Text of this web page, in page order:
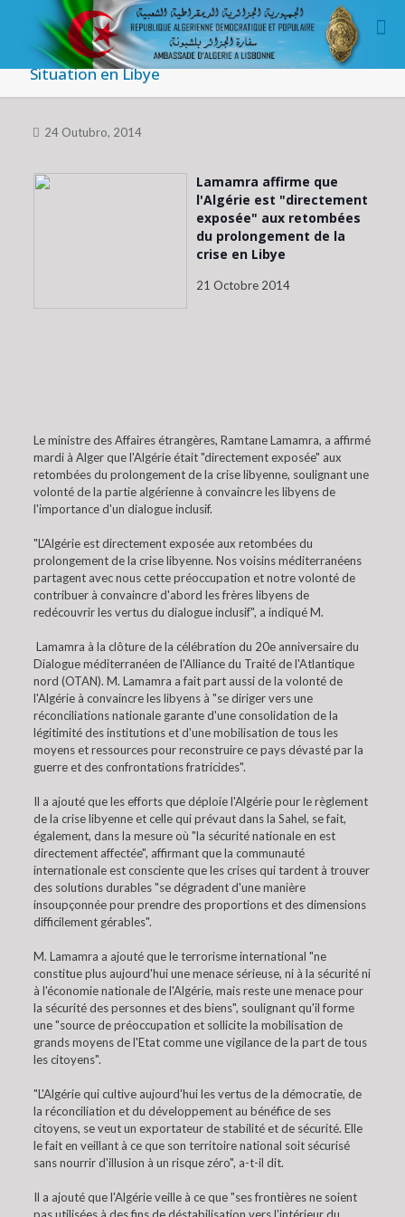
Situation en Libye
24 Outubro, 2014
Lamamra affirme que
l'Algérie est "directement
exposée" aux retombées
du prolongement de la
crise en Libye
21 Octobre 2014
Le ministre des Affaires étrangères, Ramtane Lamamra, a affirmé
mardi à Alger que l'Algérie était "directement exposée" aux
retombées du prolongement de la crise libyenne, soulignant une
volonté de la partie algérienne à convaincre les libyens de
l'importance d'un dialogue inclusif.
"L'Algérie est directement exposée aux retombées du
prolongement de la crise libyenne. Nos voisins méditerranéens
partagent avec nous cette préoccupation et notre volonté de
contribuer à convaincre d'abord les frères libyens de
redécouvrir les vertus du dialogue inclusif", a indiqué M.
Lamamra à la clôture de la célébration du 20e anniversaire du
Dialogue méditerranéen de l'Alliance du Traité de l'Atlantique
nord (OTAN). M. Lamamra a fait part aussi de la volonté de
l'Algérie à convaincre les libyens à "se diriger vers une
réconciliations nationale garante d'une consolidation de la
légitimité des institutions et d'une mobilisation de tous les
moyens et ressources pour reconstruire ce pays dévasté par la
guerre et des confrontations fratricides".
Il a ajouté que les efforts que déploie l'Algérie pour le règlement
de la crise libyenne et celle qui prévaut dans la Sahel, se fait,
également, dans la mesure où "la sécurité nationale en est
directement affectée", affirmant que la communauté
internationale est consciente que les crises qui tardent à trouver
des solutions durables "se dégradent d'une manière
insoupçonnée pour prendre des proportions et des dimensions
difficilement gérables".
M. Lamamra a ajouté que le terrorisme international "ne
constitue plus aujourd'hui une menace sérieuse, ni à la sécurité ni
à l'économie nationale de l'Algérie, mais reste une menace pour
la sécurité des personnes et des biens", soulignant qu'il forme
une "source de préoccupation et sollicite la mobilisation de
grands moyens de l'Etat comme une vigilance de la part de tous
les citoyens".
"L'Algérie qui cultive aujourd'hui les vertus de la démocratie, de
la réconciliation et du développement au bénéfice de ses
citoyens, se veut un exportateur de stabilité et de sécurité. Elle
le fait en veillant à ce que son territoire national soit sécurisé
sans nourrir d'illusion à un risque zéro", a-t-il dit.
Il a ajouté que l'Algérie veille à ce que "ses frontières ne soient